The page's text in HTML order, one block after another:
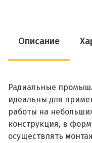
Описание
Радиальные
идеальны для
работы на
конструкция, в
осуществлять